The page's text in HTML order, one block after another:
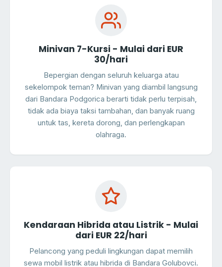
Minivan 7-Kursi - Mulai dari EUR
30/hari
Bepergian dengan seluruh keluarga atau
sekelompok teman? Minivan yang diambil langsung
dari Bandara Podgorica berarti tidak perlu terpisah,
tidak ada biaya taksi tambahan, dan banyak ruang
untuk tas, kereta dorong, dan perlengkapan
olahraga.
Kendaraan Hibrida atau Listrik - Mulai
dari EUR 22/hari
Pelancong yang peduli lingkungan dapat memilih
sewa mobil listrik atau hibrida di Bandara Golubovci.